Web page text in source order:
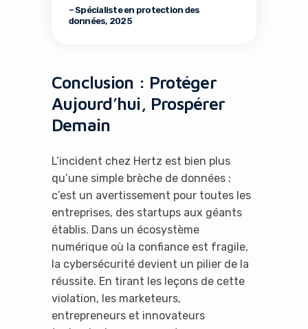
– Spécialiste en protection des
données, 2025
Conclusion : Protéger
Aujourd’hui, Prospérer
Demain
L’incident chez Hertz est bien plus
qu’une simple brèche de données :
c’est un avertissement pour toutes les
entreprises, des startups aux géants
établis. Dans un écosystème
numérique où la confiance est fragile,
la cybersécurité devient un pilier de la
réussite. En tirant les leçons de cette
violation, les marketeurs,
entrepreneurs et innovateurs